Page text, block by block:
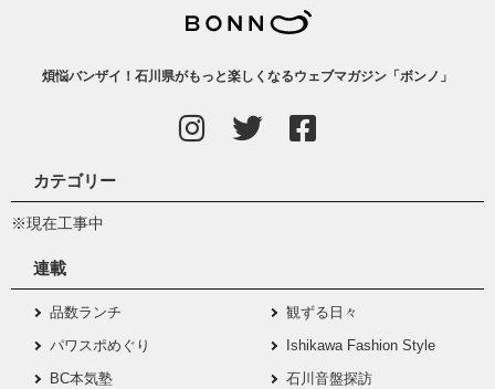
煩悩バンザイ！石川県がもっと楽しくなるウェブマガジン「ボンノ」
カテゴリー
※現在工事中
連載
品数ランチ
観ずる日々
パワスポめぐり
Ishikawa Fashion Style
BC本気塾
石川音盤探訪